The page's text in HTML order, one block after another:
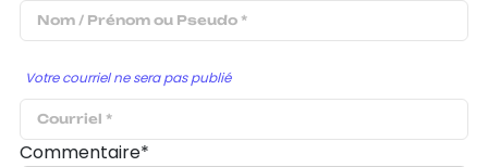
Votre courriel ne sera pas publié
Commentaire*